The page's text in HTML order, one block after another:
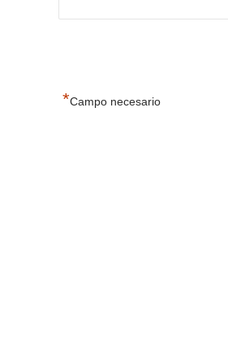
*Campo necesario